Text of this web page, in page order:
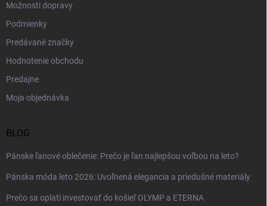
Možnosti dopravy
Podmienky
Predávané značky
Hodnotenie obchodu
Predajne
Moja objednávka
BLOG
Pánske ľanové oblečenie: Prečo je ľan najlepšou voľbou na leto?
Pánska móda leto 2026: Uvoľnená elegancia a priedušné materiály
Prečo sa oplatí investovať do košieľ OLYMP a ETERNA